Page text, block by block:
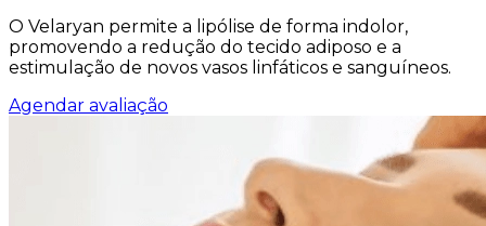
O Velaryan permite a lipólise de forma indolor,
promovendo a redução do tecido adiposo e a
estimulação de novos vasos linfáticos e sanguíneos.
Agendar avaliação